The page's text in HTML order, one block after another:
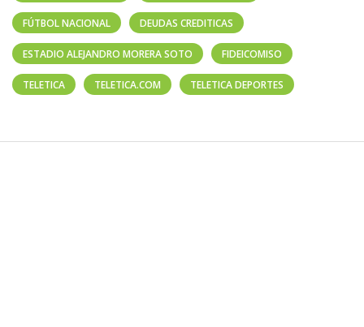
FÚTBOL NACIONAL DEUDAS CREDITICAS
ESTADIO ALEJANDRO MORERA SOTO FIDEICOMISO
TELETICA TELETICA.COM TELETICA DEPORTES